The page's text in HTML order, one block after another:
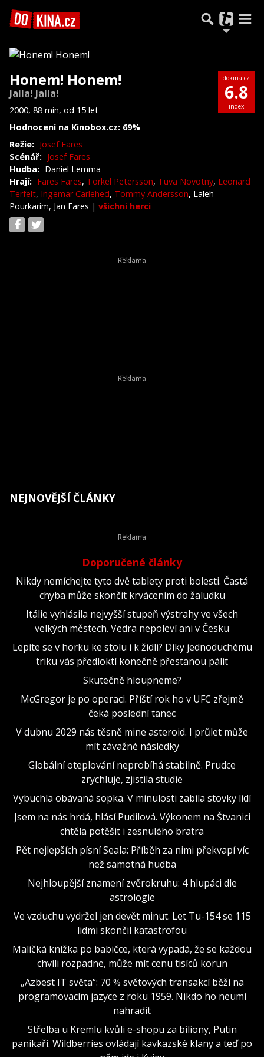
Honem! Honem!
Jalla! Jalla!
2000, 88 min, od 15 let
Hodnocení na Kinobox.cz: 69%
dokina.cz
6.8
index
Režie: Josef Fares
Scénář: Josef Fares
Hudba: Daniel Lemma
Hrají: Fares Fares, Torkel Petersson, Tuva Novotny, Leonard
Terfelt, Ingemar Carlehed, Tommy Andersson, Laleh
Pourkarim, Jan Fares | všichni herci
NEJNOVĚJŠÍ ČLÁNKY
Doporučené články
Nikdy nemíchejte tyto dvě tablety proti bolesti. Častá
chyba může skončit krvácením do žaludku
Itálie vyhlásila nejvyšší stupeň výstrahy ve všech
velkých městech. Vedra nepoleví ani v Česku
Lepíte se v horku ke stolu i k židli? Díky jednoduchému
triku vás předloktí konečně přestanou pálit
Skutečně hloupneme?
McGregor je po operaci. Příští rok ho v UFC zřejmě
čeká poslední tanec
V dubnu 2029 nás těsně mine asteroid. I průlet může
mít závažné následky
Globální oteplování neprobíhá stabilně. Prudce
zrychluje, zjistila studie
Vybuchla obávaná sopka. V minulosti zabila stovky lidí
Jsem na nás hrdá, hlásí Pudilová. Výkonem na Štvanici
chtěla potěšit i zesnulého bratra
Pět nejlepších písní Seala: Příběh za nimi překvapí víc
než samotná hudba
Nejhloupější znamení zvěrokruhu: 4 hlupáci dle
astrologie
Ve vzduchu vydržel jen devět minut. Let Tu-154 se 115
lidmi skončil katastrofou
Maličká knížka po babičce, která vypadá, že se každou
chvíli rozpadne, může mít cenu tisíců korun
„Azbest IT světa“: 70 % světových transakcí běží na
programovacím jazyce z roku 1959. Nikdo ho neumí
nahradit
Střelba u Kremlu kvůli e-shopu za biliony, Putin
panikaří. Wildberries ovládají kavkazské klany a teď po